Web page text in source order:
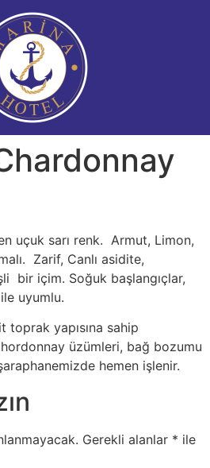
uçuk sarı renk. Armut, Limon,
Zarif, Canlı asidite,
bir içim. Soğuk başlangıçlar,
uyumlu.
toprak yapısına sahip
üzümleri, bağ bozumu
hemen işlenir.
Gerekli alanlar * ile